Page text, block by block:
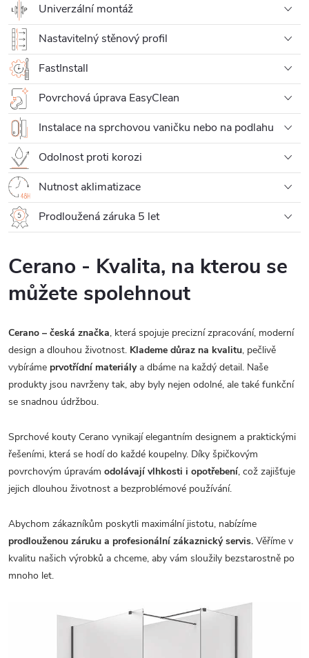
Univerzální montáž
Nastavitelný stěnový profil
FastInstall
Povrchová úprava EasyClean
Instalace na sprchovou vaničku nebo na podlahu
Odolnost proti korozi
Nutnost aklimatizace
Prodloužená záruka 5 let
Cerano - Kvalita, na kterou se
můžete spolehnout
Cerano – česká značka, která spojuje precizní zpracování, moderní
design a dlouhou životnost. Klademe důraz na kvalitu, pečlivě
vybíráme prvotřídní materiálya dbáme na každý detail. Naše
produkty jsou navrženy tak, aby byly nejen odolné, ale také funkční
se snadnou údržbou.
Sprchové kouty Cerano vynikají elegantním designem a praktickými
řešeními, která se hodí do každé koupelny. Díky špičkovým
povrchovým úpravám odolávají vlhkosti i opotřebení, což zajišťuje
jejich dlouhou životnost a bezproblémové používání.
Abychom zákazníkům poskytli maximální jistotu, nabízíme
prodlouženou záruku a profesionální zákaznický servis. Věříme v
kvalitu našich výrobků a chceme, aby vám sloužily bezstarostně po
mnoho let.